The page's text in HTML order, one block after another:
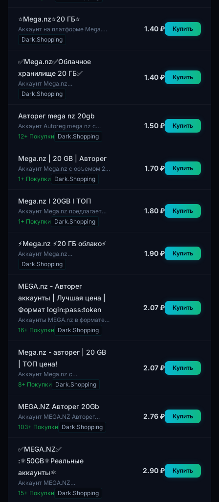
хранилище объемом 20 ГБ. Это
хранения и обмена файлами,
что...
⭐️Mega.nz⭐️20 ГБ⭐️
Аккаунт на платформе Mega.nz
предоставляет 20 ГБ
облачного хранилища. Доступ
через электронную...
Dark.Shopping
1.40 ₽ Купить
✅Mega.nz✅Облачное
хранилище 20 ГБ✅
Аккаунт Mega.nz
предоставляет доступ к
облачному хранилищу
пользователей являются
полными и вклю...
Dark.Shopping
1.40 ₽ Купить
Авторег mega nz 20gb
Аккаунт Autoreg mega nz с
объемом хранилища в 20 ГБ
предоставляет возможность
сервисы Mega.nz...
12+ Покупки Dark.Shopping
1.50 ₽ Купить
Mega.nz | 20 GB | Авторег
Аккаунт Mega.nz с объемом 20
ГБ предоставляет
пользователям возможность
облаке. Этот сервис...
1+ Покупки Dark.Shopping
1.70 ₽ Купить
Mega.nz I 20GB I ТОП
Аккаунт Mega.nz предлагает
20 ГБ облачного пространства
для хранения данных. Профили
заполнены,...
1+ Покупки Dark.Shopping
1.80 ₽ Купить
⚡Mega.nz ⚡20 ГБ облако⚡
Аккаунт Mega.nz
предоставляет 20 ГБ
облачного хранилища. В
дополнительные функции,
такие как двухфа...
Dark.Shopping
1.90 ₽ Купить
MEGA.nz - Авторег
аккаунты | Лучшая цена |
Формат login:pass:token
Аккаунты MEGA.nz в формате
login:pass:token предназначены
для автоматической
могут быть исп...
16+ Покупки Dark.Shopping
2.07 ₽ Купить
Mega.nz - авторег | 20 GB
| ТОП цена!
Аккаунт Mega.nz с
автоматической регистрацией
предоставляет пользователю
Это решение подходит...
8+ Покупки Dark.Shopping
2.07 ₽ Купить
MEGA.NZ Авторег 20Gb
Аккаунт MEGA.NZ Авторег
20Gb включает в себя
поддержку подтверждения по
входит доступ к об...
103+ Покупки Dark.Shopping
2.76 ₽ Купить
✅MEGA.NZ✅
:⚛️50GB⚛️Реальные
аккаунты⚛️
Аккаунт MEGA.NZ
предоставляет пользователям
50 ГБ облачного хранилища с
15+ Покупки Dark.Shopping
2.90 ₽ Купить